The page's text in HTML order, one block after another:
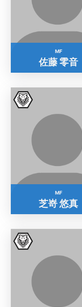
MF
佐藤 零音
MF
芝嵜 悠真